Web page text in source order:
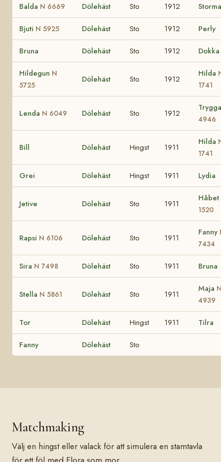
Balda N 6669 Dölehäst Sto 1912 Storma
Bjuti N 5925 Dölehäst Sto 1912 Perly
Bruna Dölehäst Sto 1912 Dokka
Hildegun N
5725
Dölehäst Sto 1912
Hilda
1741
Lenda N 6049 Dölehäst Sto 1912
4946
Bill Dölehäst Hingst 1911
Hilda
1741
Grei Dölehäst Hingst 1911 Lydia
Jetive Dölehäst Sto 1911
Håbet
1520
Rapsi N 6106 Dölehäst Sto 1911
Fanny
7434
Sira N 7498 Dölehäst Sto 1911 Bruna
Stella N 5861 Dölehäst Sto 1911
Maja
4939
Tor Dölehäst Hingst 1911 Tilra
Fanny Dölehäst Sto
Matchmaking
Välj en hingst eller valack för att simulera en stamtavla